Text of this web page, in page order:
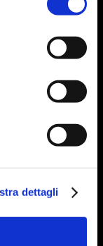
dettagli